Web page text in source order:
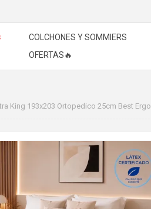
COLCHONES Y SOMMIERS
OFERTAS🔥
King 193x203 Ortopedico 25cm Best Ergo